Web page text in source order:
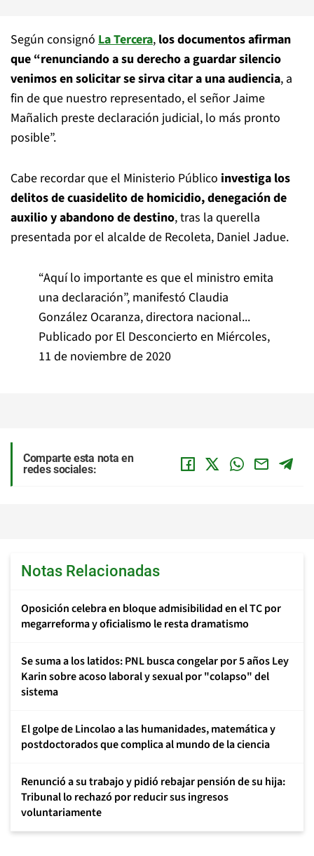
Según consignó La Tercera, los documentos afirman
que “renunciando a su derecho a guardar silencio
venimos en solicitar se sirva citar a una audiencia, a
fin de que nuestro representado, el señor Jaime
Mañalich preste declaración judicial, lo más pronto
posible”.
Cabe recordar que el Ministerio Público investiga los
delitos de cuasidelito de homicidio, denegación de
auxilio y abandono de destino, tras la querella
presentada por el alcalde de Recoleta, Daniel Jadue.
“Aquí lo importante es que el ministro emita
una declaración”, manifestó Claudia
González Ocaranza, directora nacional...
Publicado porEl Desconcierto en Miércoles,
11 de noviembre de 2020
Comparte esta nota en
redes sociales:
Notas Relacionadas
Oposición celebra en bloque admisibilidad en el TC por
megarreforma y oficialismo le resta dramatismo
Se suma a los latidos: PNL busca congelar por 5 años Ley
Karin sobre acoso laboral y sexual por "colapso" del
sistema
El golpe de Lincolao a las humanidades, matemática y
postdoctorados que complica al mundo de la ciencia
Renunció a su trabajo y pidió rebajar pensión de su hija:
Tribunal lo rechazó por reducir sus ingresos
voluntariamente